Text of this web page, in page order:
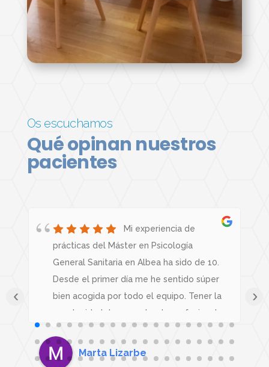
Os escuchamos
Qué opinan nuestros
pacientes
Mi experiencia de
prácticas del Máster en Psicología
General Sanitaria en Albea ha sido de 10.
Desde el primer día me he sentido súper
bien acogida por todo el equipo. Tener la
oportunidad de aprender de profesionales
tan atentas y preparadas ha sido una
suerte enorme. Me llevo un aprendizaje
increíble y muchísimo crecimiento
Marta Lizarbe
‹ ›